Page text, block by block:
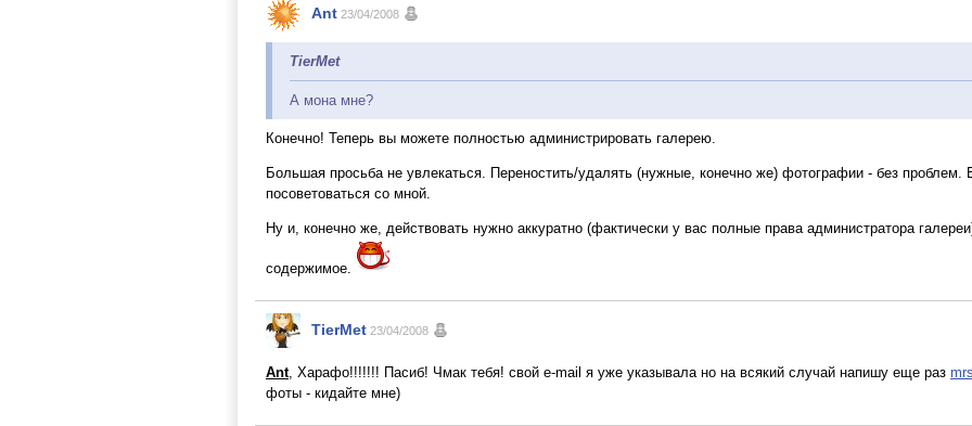
Ant 23/04/2008
TierMet
А мона мне?
Конечно! Теперь вы можете полностью администрировать галерею.
Большая просьба не увлекаться. Переностить/удалять (нужные, конечно же) фотографии - без
посоветоваться со мной.
Ну и, конечно же, действовать нужно аккуратно (фактически у вас полные права администратора
содержимое.
TierMet 23/04/2008
Ant, Харафо!!!!!!! Пасиб! Чмак тебя! свой e-mail я уже указывала но на всякий случай напишу еще раз
фоты - кидайте мне)